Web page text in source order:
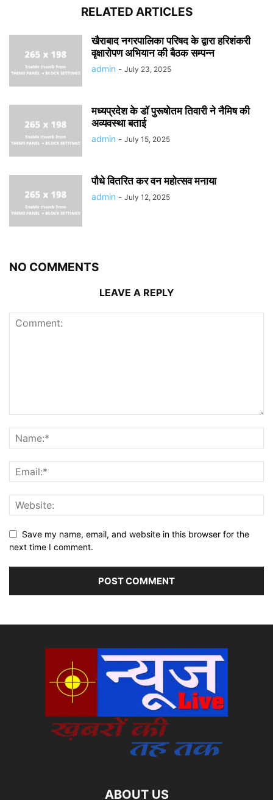
RELATED ARTICLES
खैराबाद नगरपालिका परिषद के द्वारा हरिशंकरी
वृक्षारोपण अभियान की बैठक सम्पन्न
admin - July 23, 2025
मध्यप्रदेश के डॉ पुरूषोतम तिवारी ने नैमिष की
अव्यवस्था बताई
admin - July 15, 2025
पौधे वितरित कर वन महोत्सव मनाया
admin - July 12, 2025
NO COMMENTS
LEAVE A REPLY
Save my name, email, and website in this browser for the
next time I comment.
ABOUT US